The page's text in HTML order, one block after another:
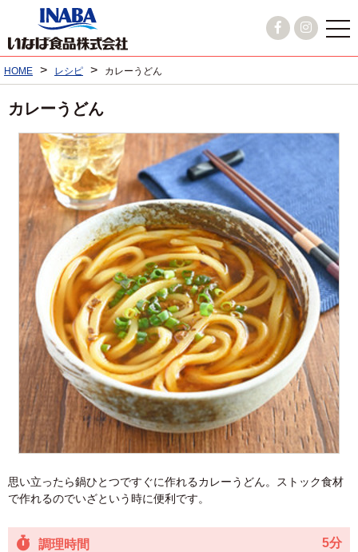
HOME > レシピ > カレーうどん
カレーうどん
思い立ったら鍋ひとつですぐに作れるカレーうどん。ストック食材
で作れるのでいざという時に便利です。
調理時間 5分